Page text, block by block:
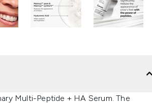
Multi-Peptide + HA Serum. The